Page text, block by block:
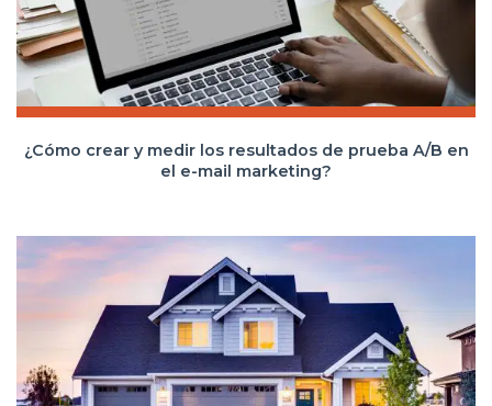
¿Cómo crear y medir los resultados de prueba A/B en
el e-mail marketing?